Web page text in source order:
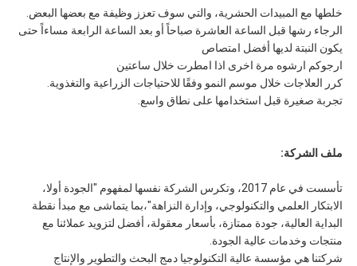
خلطها مع المبيدات الحشرية، والتي سوف تعزز وظيفة مع بعضها البعض.
الرجاء رشها قبل الساعة العاشرة صباحاً أو بعد الساعة الرابعة مساءاً حتى
يكون النبتة لديها أفضل امتصاص
ارجوكم ارشوه مرة اخرى اذا امطرت خلال ساعتين
كرر العلاجات خلال موسم النمو وفقًا للاحتياجات الزراعية والتغذوية.
تجربة صغيرة قبل استخدامها على نطاق واسع.
ملف الشركة:
تأسست في عام 2017، وتكرس الشركة نفسها لمفهوم "الجودة أولا،
الابتكار العلمي والتكنولوجي، وإدارة النزاهة"،بما يتماشى مع مبدأ نقطة
البداية العالية، جودة ممتازة، بأسعار معقولة، أفضل لتزويد عملائنا مع
منتجات وخدمات عالية الجودة.
شركتنا هي مؤسسة عالية التكنولوجيا دمج البحث والتطوير والإنتاج